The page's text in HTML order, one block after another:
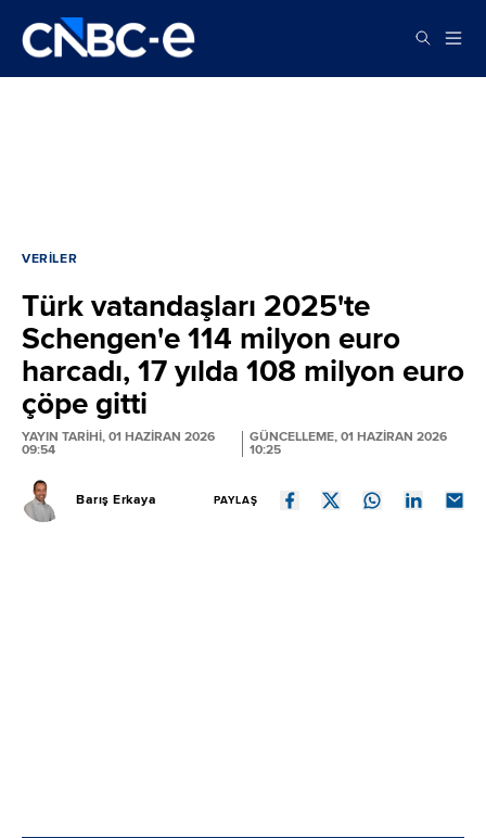
VERILER
Türk vatandaşları 2025'te
Schengen'e 114 milyon euro
harcadı, 17 yılda 108 milyon euro
çöpe gitti
YAYIN TARİHİ, 01 HAZIRAN 2026
09:54
GÜNCELLEME, 01 HAZIRAN 2026
10:25
Barış Erkaya PAYLAŞ